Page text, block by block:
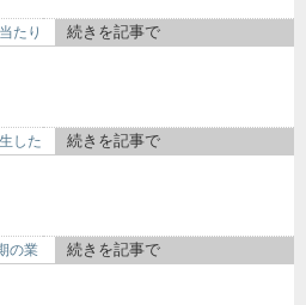
たり
続きを記事で
した
続きを記事で
の業
続きを記事で